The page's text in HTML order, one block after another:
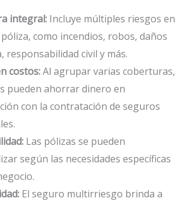
integral: Incluye múltiples riesgos en
como incendios, robos, daños
responsabilidad civil y más.
costos:Al agrupar varias coberturas,
pueden ahorrar dinero en
con la contratación de seguros
Las pólizas se pueden
según las necesidades específicas
El seguro multirriesgo brinda a